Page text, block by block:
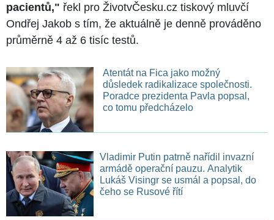
pacientů," řekl pro ŽivotvČesku.cz tiskový mluvčí
Ondřej Jakob s tím, že aktuálně je denně prováděno
průměrně 4 až 6 tisíc testů.
Atentát na Fica jako možný
důsledek radikalizace společnosti.
Poradce prezidenta Pavla popsal,
co tomu předcházelo
Vladimir Putin patrně nařídil invazní
armádě operační pauzu. Analytik
Lukáš Visingr se usmál a popsal, do
čeho se Rusové řítí